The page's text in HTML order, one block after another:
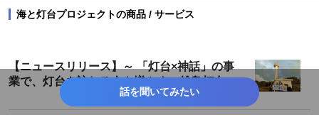
海と灯台プロジェクトの商品 / サービス
【ニュースリリース】～ 「灯台×神話」の事
業で、灯台を訪れる人を増やす～雄島灯台散
策ツアーが遂に完成！話を聞いてみたい